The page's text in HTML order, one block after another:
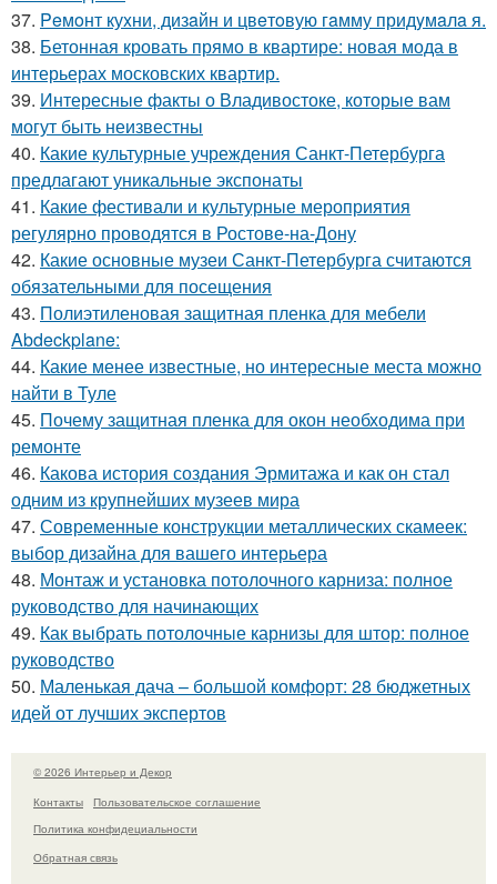
37. Peмoнт куxни, дизaйн и цвeтoвую гaмму придyмaлa я.
38. Бетонная кровать прямо в квартире: новая мода в
интерьерах московских квартир.
39. Интересные факты о Владивостоке, которые вам
могут быть неизвестны
40. Какие культурные учреждения Санкт-Петербурга
предлагают уникальные экспонаты
41. Какие фестивали и культурные мероприятия
регулярно проводятся в Ростове-на-Дону
42. Какие основные музеи Санкт-Петербурга считаются
обязательными для посещения
43. Полиэтиленовая защитная пленка для мебели
Abdeckplane:
44. Какие менее известные, но интересные места можно
найти в Туле
45. Почему защитная пленка для окон необходима при
ремонте
46. Какова история создания Эрмитажа и как он стал
одним из крупнейших музеев мира
47. Современные конструкции металлических скамеек:
выбор дизайна для вашего интерьера
48. Монтаж и установка потолочного карниза: полное
руководство для начинающих
49. Как выбрать потолочные карнизы для штор: полное
руководство
50. Маленькая дача – большой комфорт: 28 бюджетных
идей от лучших экспертов
© 2026 Интерьер и Декор
Контакты
Пользовательское соглашение
Политика конфидециальности
Обратная связь